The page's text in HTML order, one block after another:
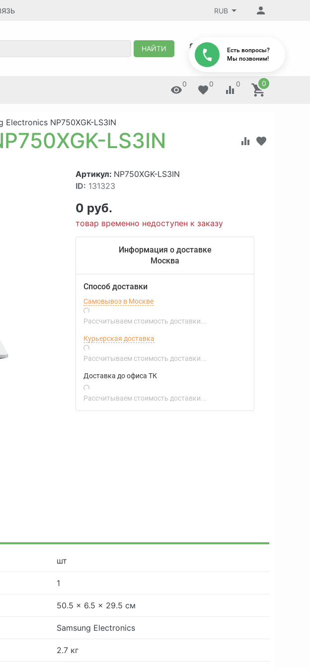
RUB
НАЙТИ 8 (495) 647-88-32
0 0 0 0
Electronics NP750XGK-LS3IN
LS3IN
Артикул: NP750XGK-LS3IN
ID: 131323
0 руб.
товар временно недоступен к заказу
Информация о доставке
Москва
Способ доставки
Самовывоз в Москве
Рассчитываем стоимость доставки...
Курьерская доставка
Рассчитываем стоимость доставки...
Доставка до офиса ТК
Рассчитываем стоимость доставки...
шт
1
50.5 × 6.5 × 29.5 см
Samsung Electronics
2.7 кг
Есть вопросы?
Мы позвоним!